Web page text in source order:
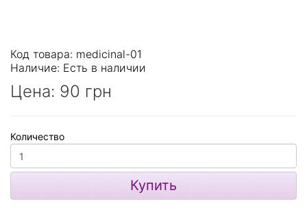
Код товара: medicinal-01
Наличие: Есть в наличии
Цена: 90 грн
Количество
Купить